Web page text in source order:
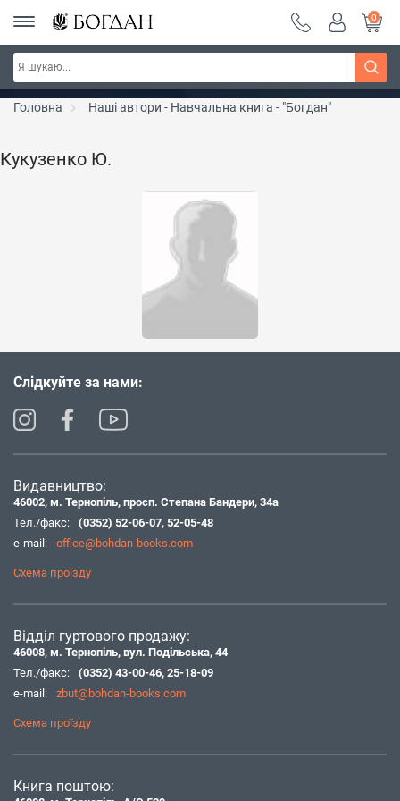
РОЗПРОДАЖ ~ 150 грн ~ 200 грн ~ 250 грн ~
300 грн ~ РОЗПРОДАЖ
Дізнатись більше
0
Головна Наші автори - Навчальна книга - "Богдан"
Кукузенко Ю.
Слідкуйте за нами:
Видавництво:
46002, м. Тернопіль, просп. Степана Бандери, 34а
Тел./факс:
(0352) 52-06-07, 52-05-48
e-mail:
office@bohdan-books.com
Схема проїзду
Відділ гуртового продажу:
46008, м. Тернопіль, вул. Подільська, 44
Тел./факс:
(0352) 43-00-46, 25-18-09
e-mail:
zbut@bohdan-books.com
Схема проїзду
Книга поштою: